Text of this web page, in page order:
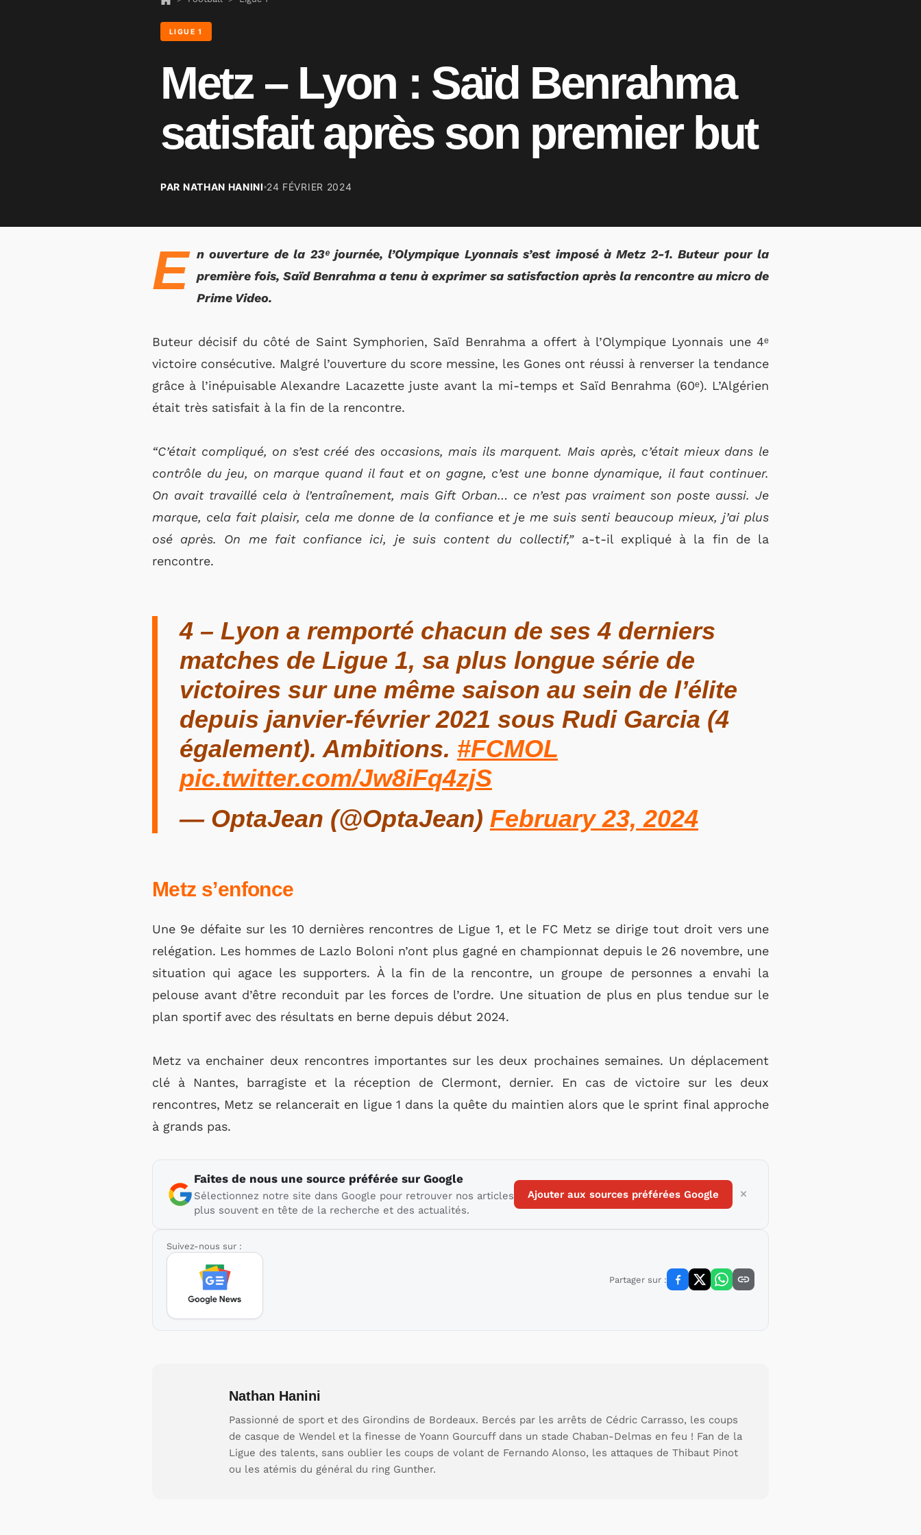
LIGUE 1
Metz – Lyon : Saïd Benrahma
satisfait après son premier but
PAR NATHAN HANINI 24 FÉVRIER 2024
E n ouverture de la 23ᵉ journée, l’Olympique Lyonnais s’est imposé à Metz 2-1. Buteur pour la
première fois, Saïd Benrahma a tenu à exprimer sa satisfaction après la rencontre au micro de
Prime Video.
Buteur décisif du côté de Saint Symphorien, Saïd Benrahma a offert à l’Olympique Lyonnais une 4ᵉ
victoire consécutive. Malgré l’ouverture du score messine, les Gones ont réussi à renverser la tendance
grâce à l’inépuisable Alexandre Lacazette juste avant la mi-temps et Saïd Benrahma (60ᵉ). L’Algérien
était très satisfait à la fin de la rencontre.
“C’était compliqué, on s’est créé des occasions, mais ils marquent. Mais après, c’était mieux dans le
contrôle du jeu, on marque quand il faut et on gagne, c’est une bonne dynamique, il faut continuer.
On avait travaillé cela à l’entraînement, mais Gift Orban… ce n’est pas vraiment son poste aussi. Je
marque, cela fait plaisir, cela me donne de la confiance et je me suis senti beaucoup mieux, j’ai plus
osé après. On me fait confiance ici, je suis content du collectif,” a-t-il expliqué à la fin de la
rencontre.
4 – Lyon a remporté chacun de ses 4 derniers
matches de Ligue 1, sa plus longue série de
victoires sur une même saison au sein de l’élite
depuis janvier-février 2021 sous Rudi Garcia (4
également). Ambitions. #FCMOL
pic.twitter.com/Jw8iFq4zjS
— OptaJean (@OptaJean) February 23, 2024
Metz s’enfonce
Une 9e défaite sur les 10 dernières rencontres de Ligue 1, et le FC Metz se dirige tout droit vers une
relégation. Les hommes de Lazlo Boloni n’ont plus gagné en championnat depuis le 26 novembre, une
situation qui agace les supporters. À la fin de la rencontre, un groupe de personnes a envahi la
pelouse avant d’être reconduit par les forces de l’ordre. Une situation de plus en plus tendue sur le
plan sportif avec des résultats en berne depuis début 2024.
Metz va enchainer deux rencontres importantes sur les deux prochaines semaines. Un déplacement
clé à Nantes, barragiste et la réception de Clermont, dernier. En cas de victoire sur les deux
rencontres, Metz se relancerait en ligue 1 dans la quête du maintien alors que le sprint final approche
à grands pas.
Faites de nous une source préférée sur Google
Sélectionnez notre site dans Google pour retrouver nos articles
plus souvent en tête de la recherche et des actualités.
Ajouter aux sources préférées Google
Suivez-nous sur :
Partager sur :
Nathan Hanini
Passionné de sport et des Girondins de Bordeaux. Bercés par les arrêts de Cédric Carrasso, les coups
de casque de Wendel et la finesse de Yoann Gourcuff dans un stade Chaban-Delmas en feu ! Fan de la
Ligue des talents, sans oublier les coups de volant de Fernando Alonso, les attaques de Thibaut Pinot
ou les atémis du général du ring Gunther.